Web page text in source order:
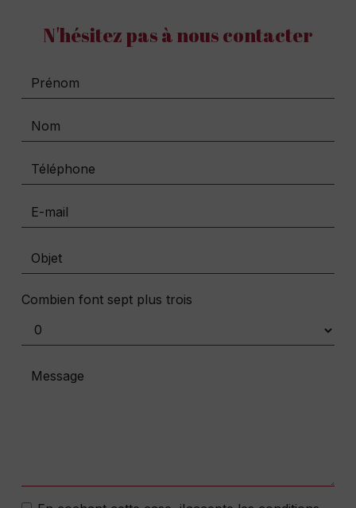
N'hésitez pas à nous contacter
Combien font sept plus trois